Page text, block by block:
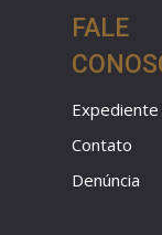
FALE
Expediente
Contato
Denúncia